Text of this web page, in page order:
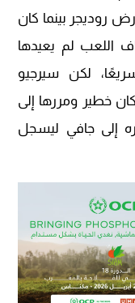
روديجر بينما كان
اللعب لم يعيدها
لكن سيرجيو
خطير ومررها إلى
إلى جافي ليسجل